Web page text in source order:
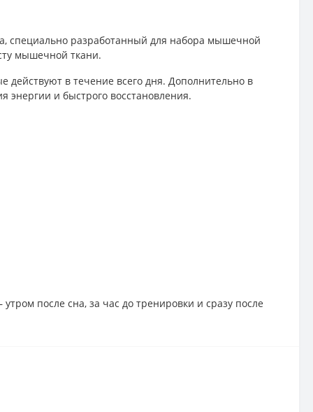
специально разработанный для набора мышечной
мышечной ткани.
действуют в течение всего дня. Дополнительно в
энергии и быстрого восстановления.
после сна, за час до тренировки и сразу после